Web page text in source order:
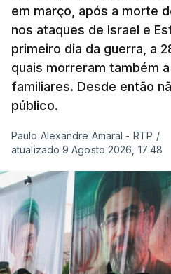
em março, após a morte
nos ataques de Israel e
primeiro dia da guerra, a
quais morreram também
familiares. Desde então
público.
Paulo Alexandre Amaral - RTP /
atualizado 9 Agosto 2026, 17:48